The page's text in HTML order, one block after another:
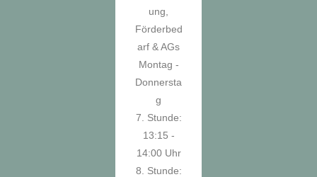
ung,
Förderbed
arf & AGs
Montag -
Donnersta
g
7. Stunde:
13:15 -
14:00 Uhr
8. Stunde: